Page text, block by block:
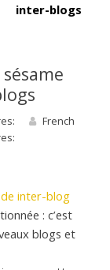
inter-blogs
French
inter-blog
: c’est
blogs et